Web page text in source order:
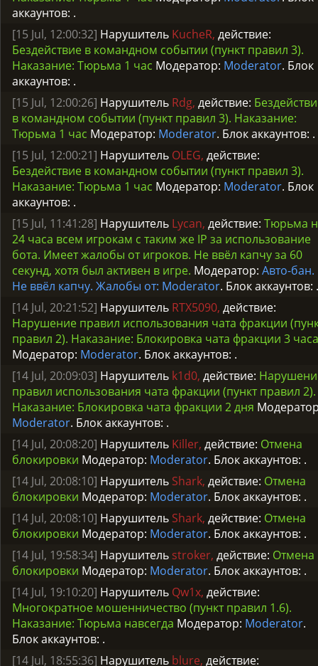
аккаунтов: .
[15 Jul, 12:00:32] Нарушитель KucheR, действие:
Бездействие в командном событии (пункт правил 3).
Наказание: Тюрьма 1 час Модератор: Moderator. Блок
аккаунтов: .
[15 Jul, 12:00:26] Нарушитель Rdg, действие:
в командном событии (пункт правил 3). Наказание:
Тюрьма 1 час Модератор: Moderator. Блок аккаунтов: .
[15 Jul, 12:00:21] Нарушитель OLEG, действие:
Бездействие в командном событии (пункт правил 3).
Наказание: Тюрьма 1 час Модератор: Moderator. Блок
аккаунтов: .
[15 Jul, 11:41:28] Нарушитель Lycan, действие: Тюрьма
24 часа всем игрокам с таким же IP за использование
бота. Имеет жалобы от игроков. Не ввёл капчу за 60
секунд, хотя был активен в игре. Модератор: Авто-бан.
Не ввёл капчу. Жалобы от: Moderator. Блок аккаунтов: .
[14 Jul, 20:21:52] Нарушитель RTX5090, действие:
Нарушение правил использования чата фракции
правил 2). Наказание: Блокировка чата фракции 3 часа
Модератор: Moderator. Блок аккаунтов: .
[14 Jul, 20:09:03] Нарушитель k1d0, действие:
правил использования чата фракции (пункт правил 2).
Наказание: Блокировка чата фракции 2 дня
Moderator. Блок аккаунтов: .
[14 Jul, 20:08:20] Нарушитель Killer, действие: Отмена
блокировки Модератор: Moderator. Блок аккаунтов: .
[14 Jul, 20:08:10] Нарушитель Shark, действие: Отмена
блокировки Модератор: Moderator. Блок аккаунтов: .
[14 Jul, 20:08:10] Нарушитель Shark, действие: Отмена
блокировки Модератор: Moderator. Блок аккаунтов: .
[14 Jul, 19:58:34] Нарушитель stroker, действие: Отмена
блокировки Модератор: Moderator. Блок аккаунтов: .
[14 Jul, 19:10:20] Нарушитель Qw1x, действие:
Многократное мошенничество (пункт правил 1.6).
Наказание: Тюрьма навсегда Модератор: Moderator.
Блок аккаунтов: .
[14 Jul, 18:55:36] Нарушитель blure, действие: